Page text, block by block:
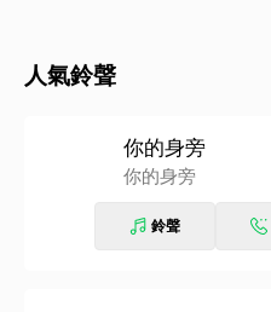
人氣鈴聲
你的身旁
你的身旁
鈴聲